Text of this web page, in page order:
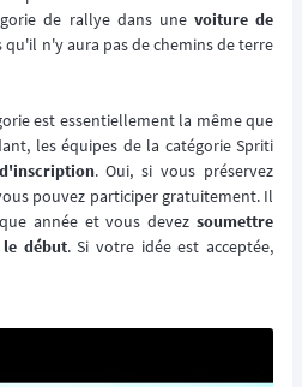
de rallye dans une voiture de
qu'il n'y aura pas de chemins de terre
est essentiellement la même que
les équipes de la catégorie Spriti
. Oui, si vous préservez
pouvez participer gratuitement. Il
année et vous devezsoumettre
début. Si votre idée est acceptée,